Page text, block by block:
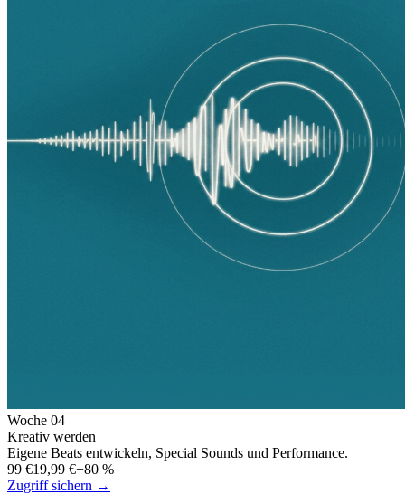
Woche 04
Kreativ werden
Eigene Beats entwickeln, Special Sounds und Performance.
99 €19,99 €−80 %
Zugriff sichern →